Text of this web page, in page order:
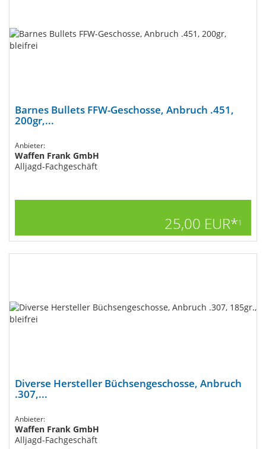
Barnes Bullets FFW-Geschosse, Anbruch .451,
200gr,...
Anbieter:
Waffen Frank GmbH
Alljagd-Fachgeschäft
25,00 EUR*1
Diverse Hersteller Büchsengeschosse, Anbruch
.307,...
Anbieter:
Waffen Frank GmbH
Alljagd-Fachgeschäft